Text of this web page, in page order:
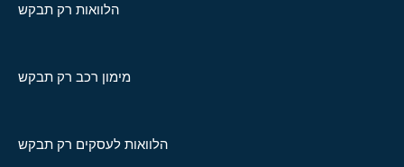
הלוואות רק תבקש
מימון רכב רק תבקש
הלוואות לעסקים רק תבקש